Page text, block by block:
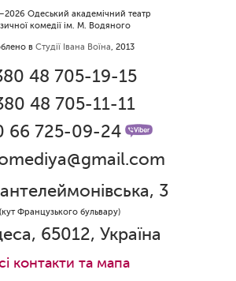
Візіренко з
дівчинки!
каси 1 червня
Редько
Зайцева
Одеський академічний театр
комедії ім. М. Водяного
в Студії Івана Воїна, 2013
48 705-19-15
48 705-11-11
66 725-09-24
3
(кут Французького бульвару)
65012, Україна
контакти та мапа